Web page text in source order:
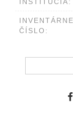
INŠTITÚCIA:
INVENTÁRNE
ČÍSLO: